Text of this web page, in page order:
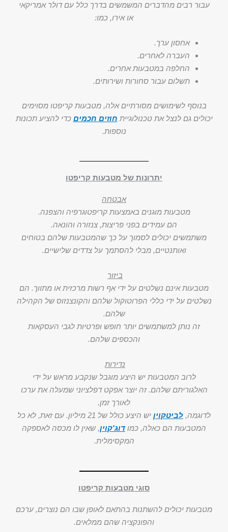
עבור רבים מהדברים המשמשים בדרך כלל עם דולר אמריקאי
או אירו, כמו:
אחסון ערך.
העברה לאחרים.
החלפה במטבעות אחרים.
תשלום עבור סחורות ושירותים.
בנוסף לשימושים מסורתיים אלה, מטבעות קריפטו מסוימים
יכולים גם לנצל את טכנולוגיית חוזים חכמים כדי להציע תכונות
נוספות.
יתרונות של מטבעות קריפטו
אבטחה
מטבעות מוגנים באמצעות קריפטוגרפיה והצפנה.
הם עמידים בפני פריצות, צנזורה והונאה.
משתמשים יכולים לסמוך על כך שהמטבעות שלהם בטוחים
ואותנטיים, מבלי להסתמך על צדדים שלישיים.
ביזור
מטבעות אינם נשלטים על ידי אף רשות מרכזית או מתווך. הם
נשלטים על ידי כללי הפרוטוקול שלהם והקונצנזוס של הקהילה
שלהם.
זה נותן למשתמשים יותר חופש ופרטיות לגבי העסקאות
והכספים שלהם.
נדירות
לרוב המטבעות יש היצע מוגבל שנקבע מראש על ידי
האלגוריתם שלהם. זה יוצר אפקט דפלציוני שמעלה את ערכו
לאורך זמן.
לדוגמה, לביטקוין
יש היצע כולל של 21 מיליון. עם זאת, לא כל
המטבעות הם כאלה, כמודוג'קוין, שאין לו מכסה לאספקה
המקסימלית.
סוגי מטבעות קריפטו
מטבעות יכולים להשתנות בהתאם לאופן שבו הם נוצרים, ערכם
והפונקציה שהם ממלאים.